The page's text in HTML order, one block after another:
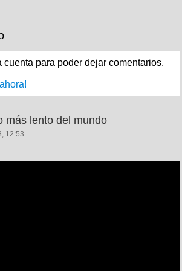
cuenta para poder dejar comentarios.
más lento del mundo
12:53